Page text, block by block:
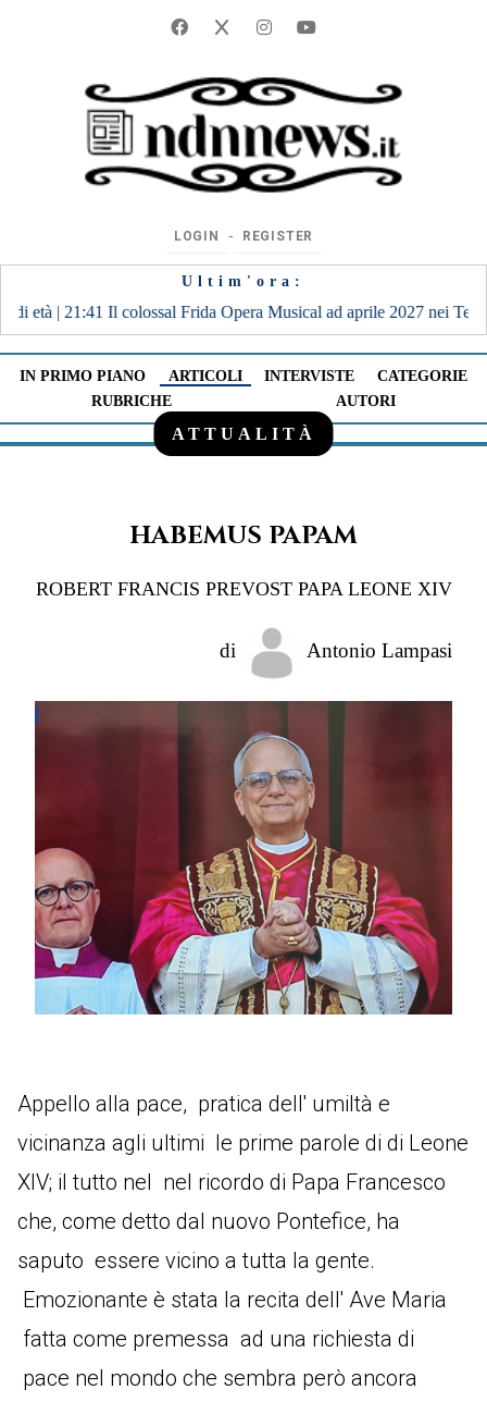
LOGIN ‐ REGISTER
Ultim'ora:
Opera Musical ad aprile 2027 nei Teatri di Reggio Calabria e
IN PRIMO PIANO ARTICOLI INTERVISTE
CATEGORIE
RUBRICHE
AUTORI
ATTUALITÀ
HABEMUS PAPAM
ROBERT FRANCIS PREVOST PAPA LEONE XIV
di Antonio Lampasi
Appello alla pace, pratica dell' umiltà e
vicinanza agli ultimi le prime parole di di Leone
XIV; il tutto nel nel ricordo di Papa Francesco
che, come detto dal nuovo Pontefice, ha
saputo essere vicino a tutta la gente.
Emozionante è stata la recita dell' Ave Maria
fatta come premessa ad una richiesta di
pace nel mondo che sembra però ancora